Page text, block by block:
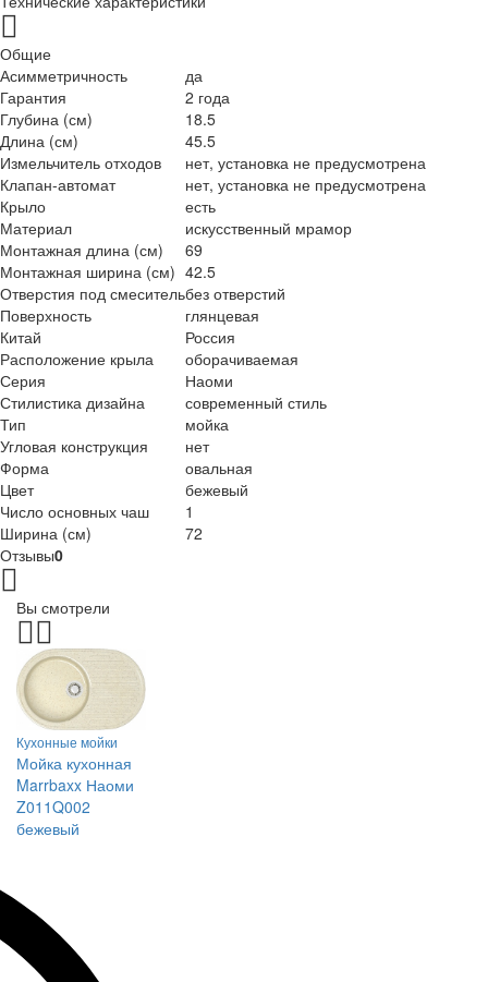
Общие
Асимметричность
да
Гарантия
2 года
Глубина (см)
18.5
Длина (см)
45.5
Измельчитель отходов
нет, установка не предусмотрена
Клапан-автомат
нет, установка не предусмотрена
Крыло
есть
Материал
искусственный мрамор
Монтажная длина (см)
69
Монтажная ширина (см) 42.5
Отверстия под смесительбез отверстий
Поверхность
глянцевая
Китай
Россия
Расположение крыла
оборачиваемая
Серия
Наоми
Стилистика дизайна
современный стиль
Тип
мойка
Угловая конструкция
нет
Форма
овальная
Цвет
бежевый
Число основных чаш
1
Ширина (см)
72
Отзывы0
Вы смотрели
Кухонные мойки
Мойка кухонная
Marrbaxx Наоми
Z011Q002
бежевый